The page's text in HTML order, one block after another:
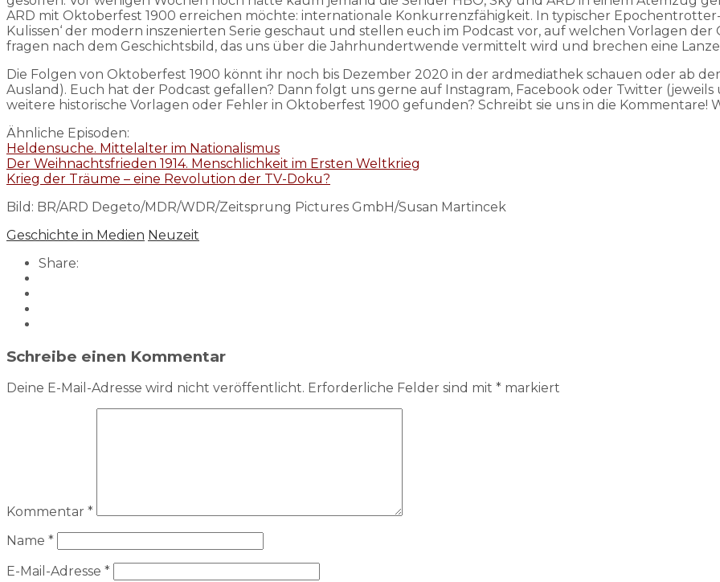
ARD mit Oktoberfest 1900 erreichen möchte: internationale Konkurrenzfähigkeit. In typischer
Kulissen‘ der modern inszenierten Serie geschaut und stellen euch im Podcast vor, auf welchen Vorlagen
fragen nach dem Geschichtsbild, das uns über die Jahrhundertwende vermittelt wird und brechen eine
Die Folgen von Oktoberfest 1900 könnt ihr noch bis Dezember 2020 in der ardmediathek schauen oder ab
Ausland). Euch hat der Podcast gefallen? Dann folgt uns gerne auf Instagram, Facebook oder Twitter
weitere historische Vorlagen oder Fehler in Oktoberfest 1900 gefunden? Schreibt sie uns in die Kommentare!
Ähnliche Episoden:
Heldensuche. Mittelalter im Nationalismus
Der Weihnachtsfrieden 1914. Menschlichkeit im Ersten Weltkrieg
Krieg der Träume – eine Revolution der TV-Doku?
Bild: BR/ARD Degeto/MDR/WDR/Zeitsprung Pictures GmbH/Susan Martincek
Geschichte in Medien Neuzeit
Share:
Schreibe einen Kommentar
Deine E-Mail-Adresse wird nicht veröffentlicht. Erforderliche Felder sind mit * markiert
Kommentar *
Name *
E-Mail-Adresse *